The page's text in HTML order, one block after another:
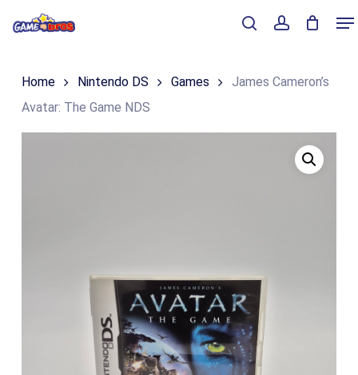
content
Winkelmand
Home Nintendo DS Games
James Cameron’s
Avatar: The Game NDS